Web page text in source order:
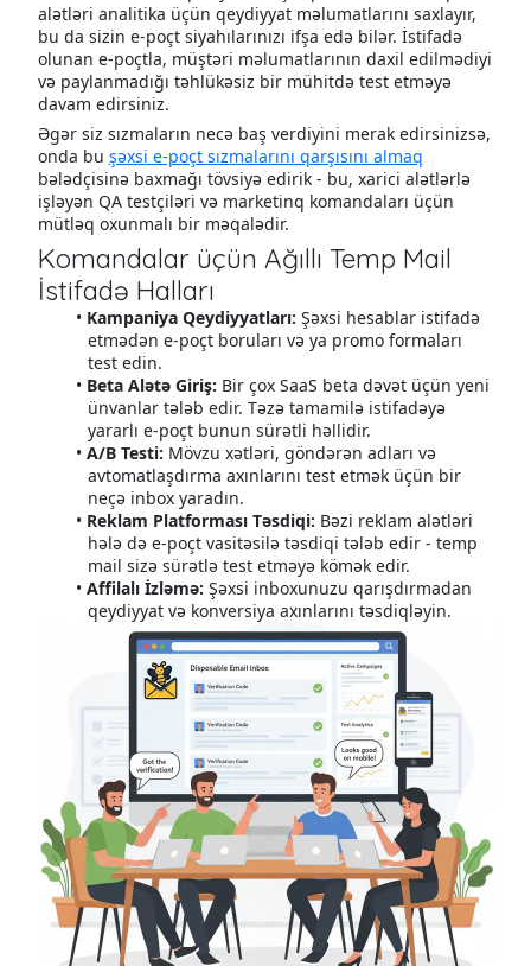
alətləri analitika üçün qeydiyyat məlumatlarını saxlayır,
bu da sizin e-poçt siyahılarınızı ifşa edə bilər. İstifadə
olunan e-poçtla, müştəri məlumatlarının daxil edilmədiyi
və paylanmadığı təhlükəsiz bir mühitdə test etməyə
davam edirsiniz.
Əgər siz sızmaların necə baş verdiyini merak edirsinizsə,
onda bu şəxsi e-poçt sızmalarını qarşısını almaq
bələdçisinə baxmağı tövsiyə edirik - bu, xarici alətlərlə
işləyən QA testçiləri və marketinq komandaları üçün
mütləq oxunmalı bir məqalədir.
Komandalar üçün Ağıllı Temp Mail
İstifadə Halları
Kampaniya Qeydiyyatları: Şəxsi hesablar istifadə
etmədən e-poçt boruları və ya promo formaları
test edin.
Beta Alətə Giriş: Bir çox SaaS beta dəvət üçün yeni
ünvanlar tələb edir. Təzə tamamilə istifadəyə
yararlı e-poçt bunun sürətli həllidir.
A/B Testi: Mövzu xətləri, göndərən adları və
avtomatlaşdırma axınlarını test etmək üçün bir
neçə inbox yaradın.
Reklam Platforması Təsdiqi: Bəzi reklam alətləri
hələ də e-poçt vasitəsilə təsdiqi tələb edir - temp
mail sizə sürətlə test etməyə kömək edir.
Affilalı İzləmə: Şəxsi inboxunuzu qarışdırmadan
qeydiyyat və konversiya axınlarını təsdiqləyin.